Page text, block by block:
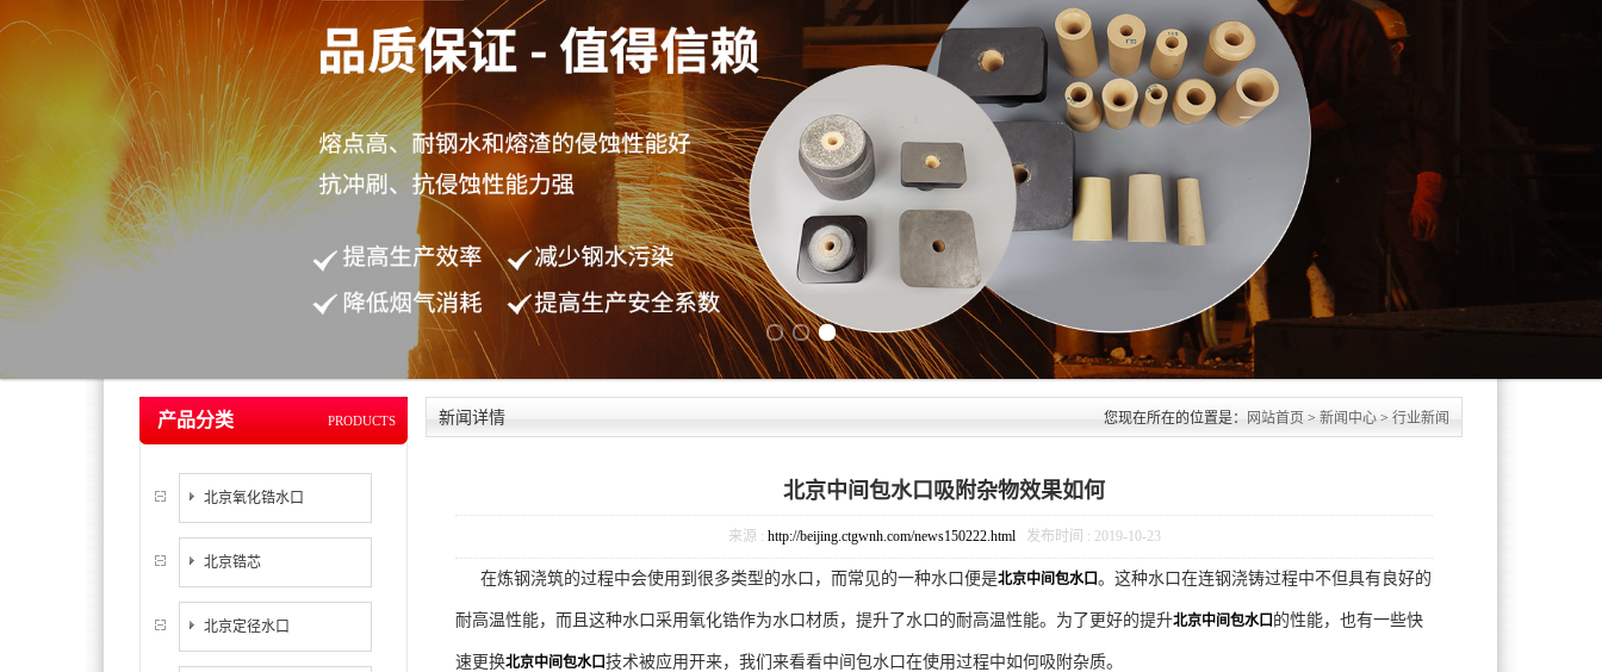
Previous slide Next slide
PRODUCTS
产品分类
北京氧化锆水口
北京锆芯
北京定径水口
您现在所在的位置是： 网站首页 > 新闻中心 > 行业新闻
新闻详情
北京中间包水口吸附杂物效果如何
来源 : http://beijing.ctgwnh.com/news150222.html发布时间 : 2019-10-23
在炼钢浇筑的过程中会使用到很多类型的水口，而常见的一种水口便是北京中间包水口。这种水口在连钢浇铸过程中不但具有良好的
耐高温性能，而且这种水口采用氧化锆作为水口材质，提升了水口的耐高温性能。为了更好的提升北京中间包水口 的性能，也有一些快
速更换北京中间包水口技术被应用开来，我们来看看中间包水口在使用过程中如何吸附杂质。